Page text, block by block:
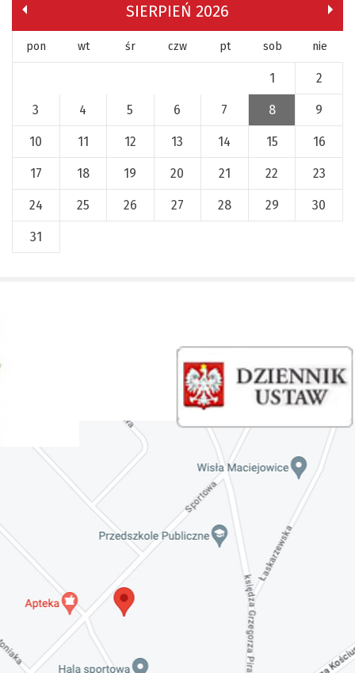
SIERPIEŃ 2026
pon wt śr czw pt sob nie
1 2
3 4 5 6 7 8 9
10 11 12 13 14 15 16
17 18 19 20 21 22 23
24 25 26 27 28 29 30
31
Maciejowicami oraz XXXV Rajd
Invalid date
Zaproszenie na spotkanie informacyjne 28.09.2021
Invalid date
ZAPROSZENIE NA XXIX Konkurs Kapel
i Śpiewaków Ludowych Regionów
Nadwiślańskich